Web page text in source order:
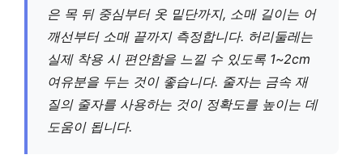
은 목 뒤 중심부터 옷 밑단까지, 소매 길이는 어
깨선부터 소매 끝까지 측정합니다. 허리둘레는
실제 착용 시 편안함을 느낄 수 있도록 1~2cm
여유분을 두는 것이 좋습니다. 줄자는 금속 재
질의 줄자를 사용하는 것이 정확도를 높이는 데
도움이 됩니다.